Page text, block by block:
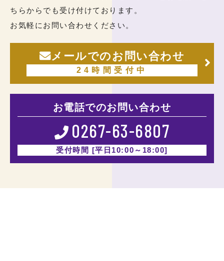
ちらからでも受け付けております。
お気軽にお問い合わせください。
メールでのお問い合わせ
24時間受付中
お電話でのお問い合わせ
0267-63-6807
受付時間 [平日10:00～18:00]